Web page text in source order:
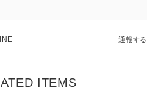
通報する
ITEMS